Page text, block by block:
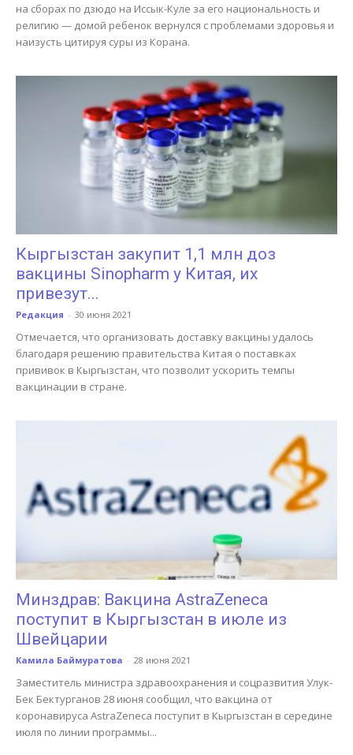
на сборах по дзюдо на Иссык-Куле за его национальность и
религию — домой ребенок вернулся с проблемами здоровья и
наизусть цитируя суры из Корана.
Кыргызстан закупит 1,1 млн доз
вакцины Sinopharm у Китая, их
привезут...
Редакция - 30 июня 2021
Отмечается, что организовать доставку вакцины удалось
благодаря решению правительства Китая о поставках
прививок в Кыргызстан, что позволит ускорить темпы
вакцинации в стране.
Минздрав: Вакцина AstraZeneca
поступит в Кыргызстан в июле из
Швейцарии
Камила Баймуратова - 28 июня 2021
Заместитель министра здравоохранения и соцразвития Улук-
Бек Бектурганов 28 июня сообщил, что вакцина от
коронавируса AstraZeneca поступит в Кыргызстан в середине
июля по линии программы...